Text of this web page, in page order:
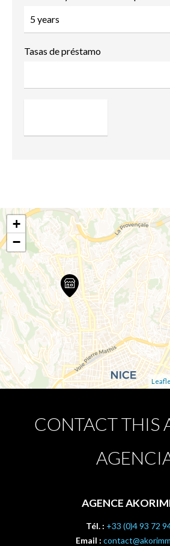
Tasas de préstamo
+
−
CONTACT THIS
AGENCE
Tél. : +33 (0)4 93 72
Email :